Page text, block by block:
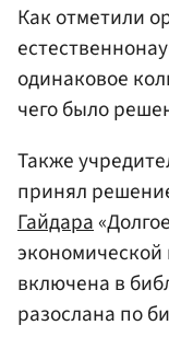
Как отметили
одинаковое
чего было
Также
принял
Гайдара
экономической
включена в
разослана по